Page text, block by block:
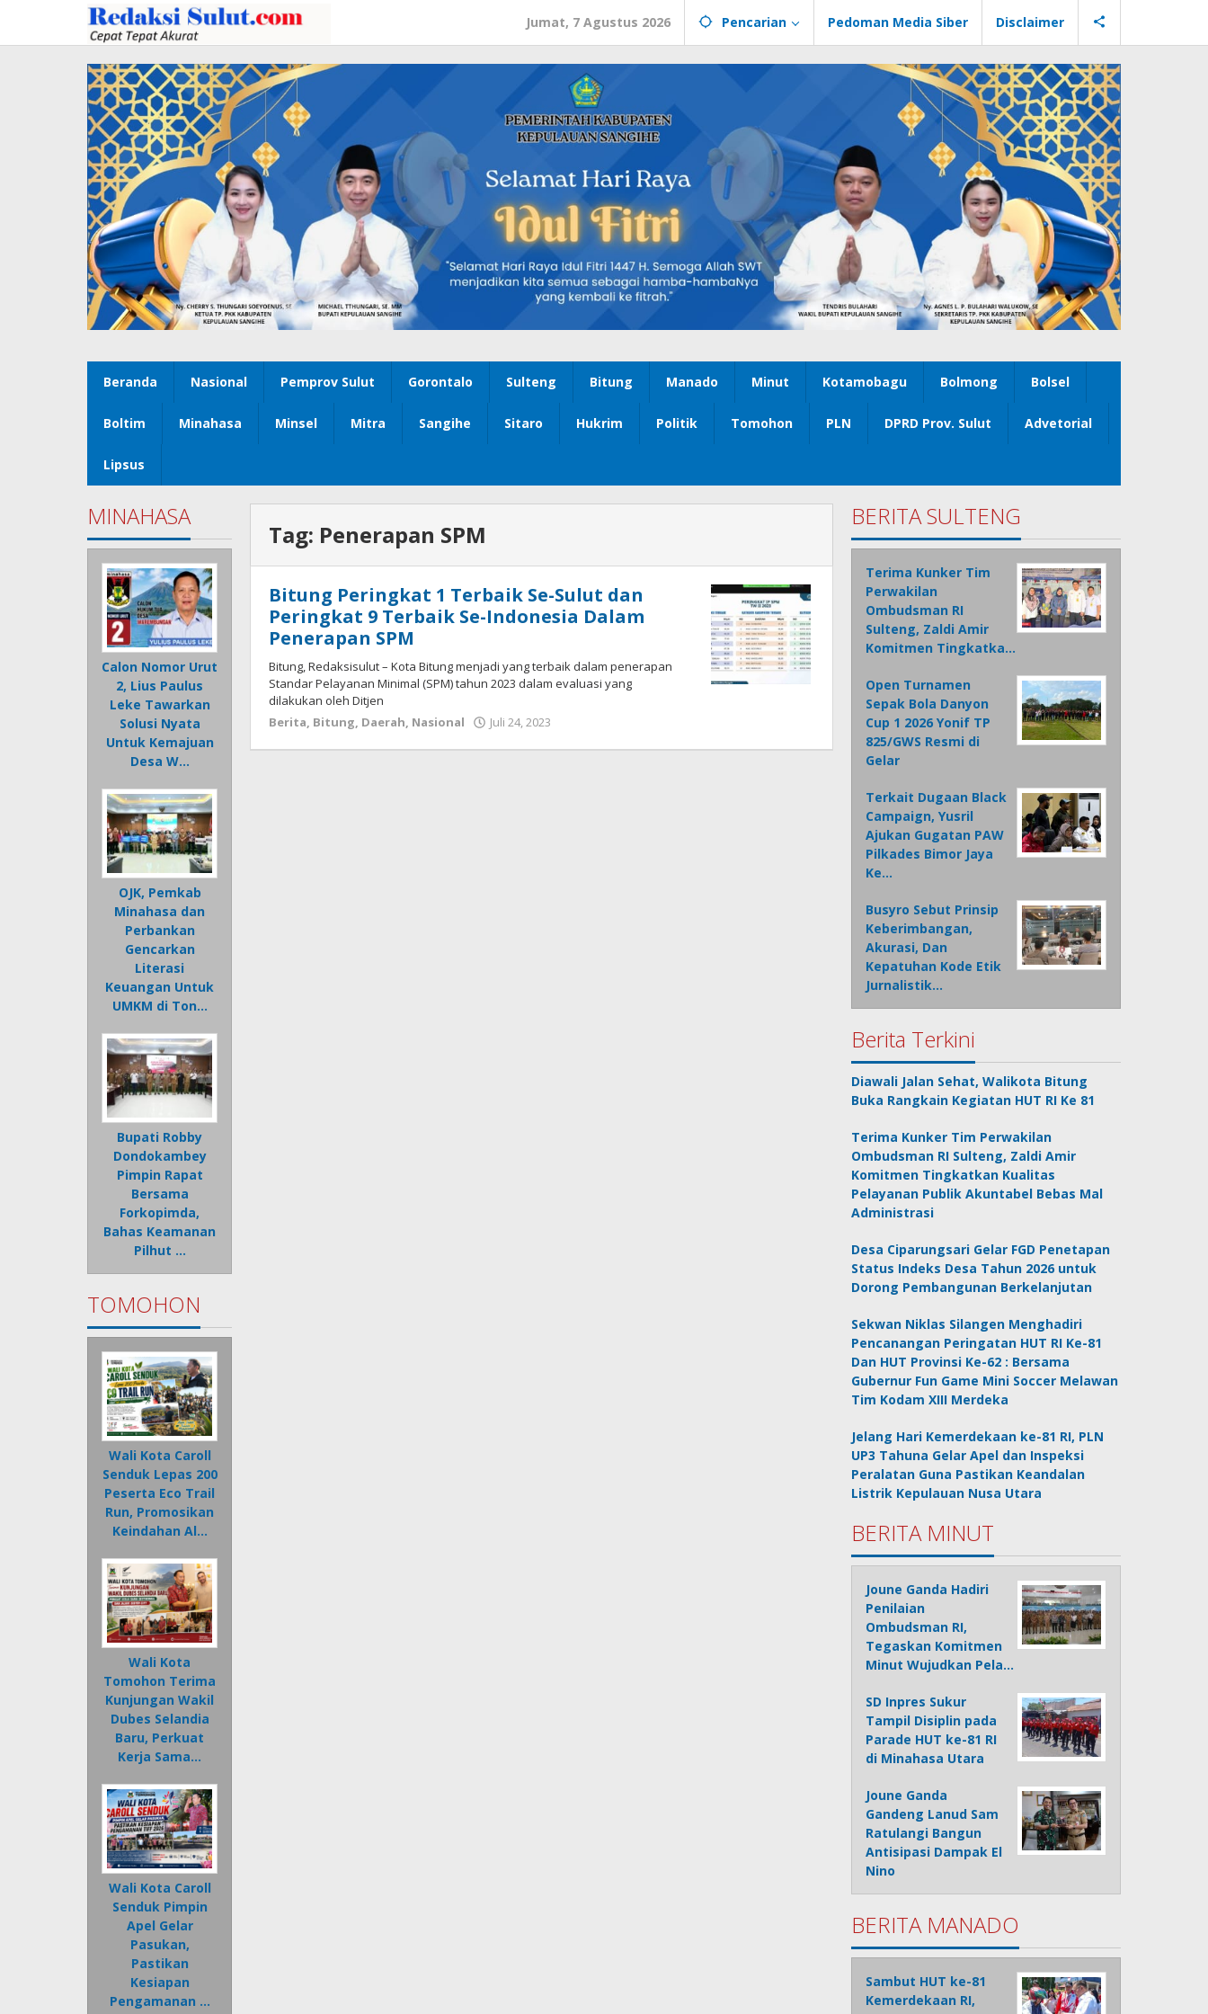
konten
Jumat, 7 Agustus 2026 Pencarian Pedoman Media Siber Disclaimer
Beranda Nasional Pemprov Sulut Gorontalo Sulteng Bitung Manado Minut Kotamobagu Bolmong Bolsel
Boltim Minahasa Minsel Mitra Sangihe Sitaro Hukrim Politik Tomohon PLN DPRD Prov. Sulut Advetorial
Lipsus
MINAHASA
Calon Nomor Urut
2, Lius Paulus
Leke Tawarkan
Solusi Nyata
Untuk Kemajuan
Desa W…
OJK, Pemkab
Minahasa dan
Perbankan
Gencarkan
Literasi
Keuangan Untuk
UMKM di Ton…
Bupati Robby
Dondokambey
Pimpin Rapat
Bersama
Forkopimda,
Bahas Keamanan
Pilhut …
TOMOHON
Wali Kota Caroll
Senduk Lepas 200
Peserta Eco Trail
Run, Promosikan
Keindahan Al…
Wali Kota
Tomohon Terima
Kunjungan Wakil
Dubes Selandia
Baru, Perkuat
Kerja Sama…
Wali Kota Caroll
Senduk Pimpin
Apel Gelar
Pasukan,
Pastikan
Kesiapan
Pengamanan …
Tag: Penerapan SPM
Bitung Peringkat 1 Terbaik Se-Sulut dan
Peringkat 9 Terbaik Se-Indonesia Dalam
Penerapan SPM
Bitung, Redaksisulut – Kota Bitung menjadi yang terbaik dalam penerapan
Standar Pelayanan Minimal (SPM) tahun 2023 dalam evaluasi yang
dilakukan oleh Ditjen
Berita, Bitung, Daerah, Nasional Juli 24, 2023
BERITA SULTENG
Terima Kunker Tim
Perwakilan
Ombudsman RI
Sulteng, Zaldi Amir
Komitmen Tingkatka…
Open Turnamen
Sepak Bola Danyon
Cup 1 2026 Yonif TP
825/GWS Resmi di
Gelar
Terkait Dugaan Black
Campaign, Yusril
Ajukan Gugatan PAW
Pilkades Bimor Jaya
Ke…
Busyro Sebut Prinsip
Keberimbangan,
Akurasi, Dan
Kepatuhan Kode Etik
Jurnalistik…
Berita Terkini
Diawali Jalan Sehat, Walikota Bitung
Buka Rangkain Kegiatan HUT RI Ke 81
Terima Kunker Tim Perwakilan
Ombudsman RI Sulteng, Zaldi Amir
Komitmen Tingkatkan Kualitas
Pelayanan Publik Akuntabel Bebas Mal
Administrasi
Desa Ciparungsari Gelar FGD Penetapan
Status Indeks Desa Tahun 2026 untuk
Dorong Pembangunan Berkelanjutan
Sekwan Niklas Silangen Menghadiri
Pencanangan Peringatan HUT RI Ke-81
Dan HUT Provinsi Ke-62 : Bersama
Gubernur Fun Game Mini Soccer Melawan
Tim Kodam XIII Merdeka
Jelang Hari Kemerdekaan ke-81 RI, PLN
UP3 Tahuna Gelar Apel dan Inspeksi
Peralatan Guna Pastikan Keandalan
Listrik Kepulauan Nusa Utara
BERITA MINUT
Joune Ganda Hadiri
Penilaian
Ombudsman RI,
Tegaskan Komitmen
Minut Wujudkan Pela…
SD Inpres Sukur
Tampil Disiplin pada
Parade HUT ke-81 RI
di Minahasa Utara
Joune Ganda
Gandeng Lanud Sam
Ratulangi Bangun
Antisipasi Dampak El
Nino
BERITA MANADO
Sambut HUT ke-81
Kemerdekaan RI,